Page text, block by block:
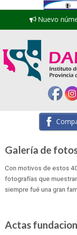
Nuevo
Galería de
Con motivos de estos
fotografías que
siempre fué una gran
Actas